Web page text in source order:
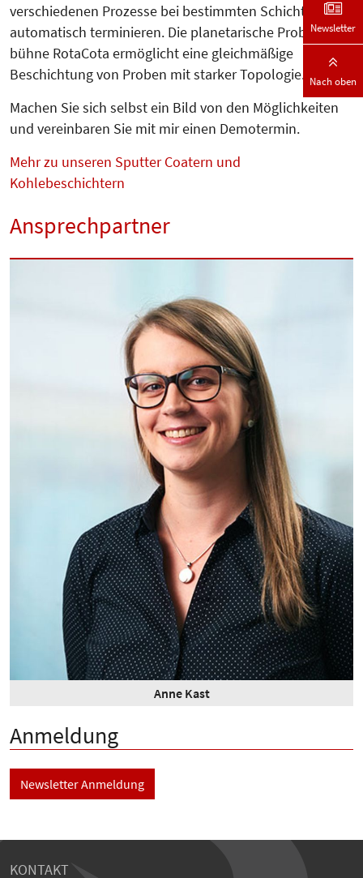
verschiedenen Prozesse bei bestimmten Schichtdicken
automatisch termi­nieren. Die planetarische Pro­ben­
bühne RotaCota ermöglicht eine gleichmäßige
Beschichtung von Pro­ben mit starker Topologie.
Machen Sie sich selbst ein Bild von den Möglichkeiten
und vereinbaren Sie mit mir einen Demo­termin.
Mehr zu unseren Sputter Coatern und
Kohlebeschichtern
Ansprechpartner
Anne Kast
Anmeldung
Newsletter Anmeldung
KONTAKT
Newsletter
Nach oben